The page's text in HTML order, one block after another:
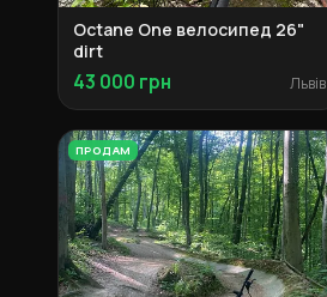
Octane One велосипед 26"
dirt
43 000 грн Львів
ПРОДАМ